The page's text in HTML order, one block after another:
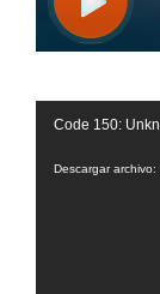
Reproductor
vídeo
Code 150:
Descargar